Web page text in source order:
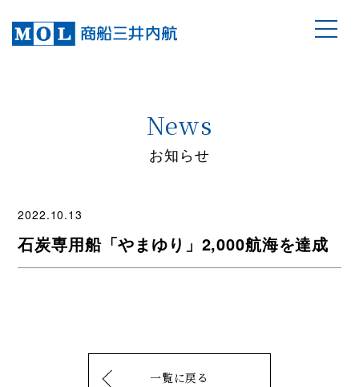
News
お知らせ
2022.10.13
石炭専用船「やまゆり」2,000航海を達成
一覧に戻る